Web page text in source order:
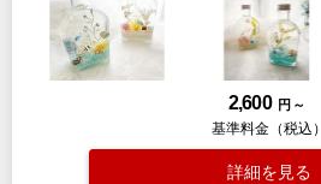
2,600 円 ～
基準料金（税込）
詳細を見る